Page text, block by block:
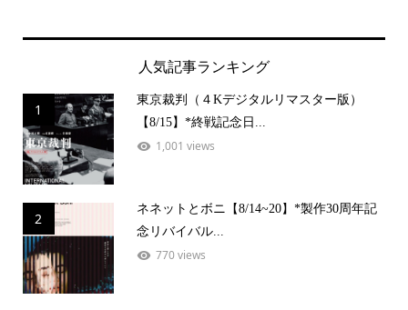
人気記事ランキング
1
東京裁判（４Kデジタルリマスター版）
【8/15】*終戦記念日...
1,001 views
2
ネネットとボニ【8/14~20】*製作30周年記
念リバイバル...
770 views